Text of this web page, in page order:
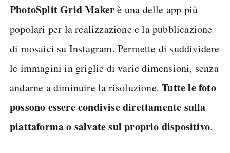
PhotoSplit Grid Makerè una delle app più
popolari per la realizzazione e la pubblicazione
di mosaici su Instagram. Permette di suddividere
le immagini in griglie di varie dimensioni, senza
andarne a diminuire la risoluzione.Tutte le foto
possono essere condivise direttamente sulla
piattaforma o salvate sul proprio dispositivo.